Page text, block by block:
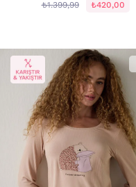
₺1.399,99 ₺420,00